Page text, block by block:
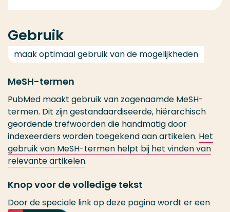
Gebruik
maak optimaal gebruik van de mogelijkheden
MeSH-termen
PubMed maakt gebruik van zogenaamde MeSH-
termen. Dit zijn gestandaardiseerde, hiërarchisch
geordende trefwoorden die handmatig door
indexeerders worden toegekend aan artikelen. Het
gebruik van MeSH-termen helpt bij het vinden van
relevante artikelen.
Knop voor de volledige tekst
Door de speciale link op deze pagina wordt er een